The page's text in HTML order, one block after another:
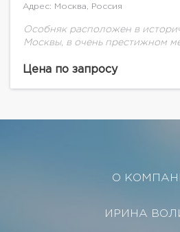
Адрес: Москва, Россия
Особняк расположен в
Москвы, в очень престижном
находится в окружении
Цена по запросу
О
ИРИНА